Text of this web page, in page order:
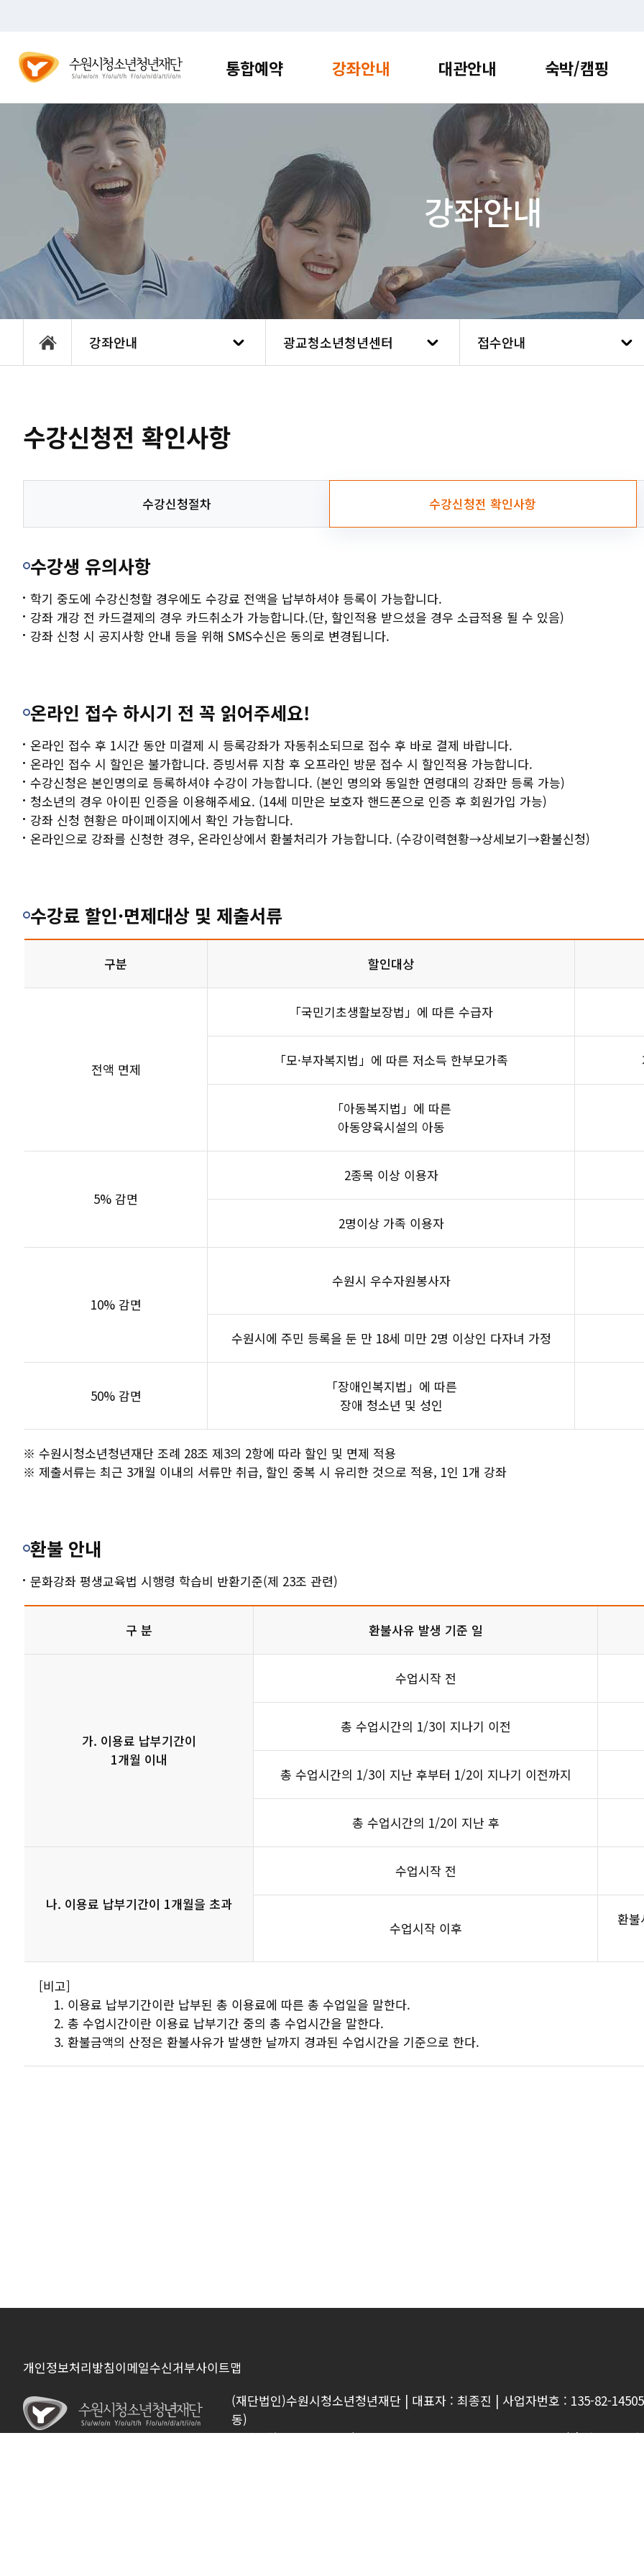
뉴
통합예약
통합예약
편리한 접수 안내를 확인해보세요.
수강신청
강좌안내
강좌안내
시설 소개 및 대관 안내를
영
프로
접수안
수강
수강신
대관안내
대관안내
센터 방문 정보 및 편의 정보를
확인해보세요.
숙박/캠핑
숙박/
강좌안내
강좌안내
대관안내
숙박/캠핑
센터소개
고객센터
회원메뉴
사이트도우미
광교청소년청년센터
권선청소년청년센터
장안청소년청년센터
칠보청소년청년센터
천천청소년청년센터
권선배움마루
할인안내
접수안내
수강신청
수강신청전 확인사항
수강신청절차 수강신청전 확인사항
수강생 유의사항
학기 중도에 수강신청할 경우에도 수강료 전액을 납부하셔야 등록이 가능합니다.
강좌 개강 전 카드결제의 경우 카드취소가 가능합니다.(단, 할인적용 받으셨을 경우 소급적용 될 수 있음)
강좌 신청 시 공지사항 안내 등을 위해 SMS수신은 동의로 변경됩니다.
온라인 접수 하시기 전 꼭 읽어주세요!
온라인 접수 후 1시간 동안 미결제 시 등록강좌가 자동취소되므로 접수 후 바로 결제 바랍니다.
온라인 접수 시 할인은 불가합니다. 증빙서류 지참 후 오프라인 방문 접수 시 할인적용 가능합니다.
수강신청은 본인명의로 등록하셔야 수강이 가능합니다. (본인 명의와 동일한 연령대의 강좌만 등록 가능)
청소년의 경우 아이핀 인증을 이용해주세요. (14세 미만은 보호자 핸드폰으로 인증 후 회원가입 가능)
강좌 신청 현황은 마이페이지에서 확인 가능합니다.
온라인으로 강좌를 신청한 경우, 온라인상에서 환불처리가 가능합니다. (수강이력현황→상세보기→환불신청)
수강료 할인·면제대상 및 제출서류
구분 할인대상
전액 면제
「국민기초생활보장법」에 따른 수급자
「모·부자복지법」에 따른 저소득 한부모가족
「아동복지법」에 따른
아동양육시설의 아동
5% 감면
2종목 이상 이용자
2명이상 가족 이용자
10% 감면
수원시 우수자원봉사자
수원시에 주민 등록을 둔 만 18세 미만 2명 이상인 다자녀 가정
50% 감면
「장애인복지법」에 따른
장애 청소년 및 성인
※ 수원시청소년청년재단 조례 28조 제3의 2항에 따라 할인 및 면제 적용
※ 제출서류는 최근 3개월 이내의 서류만 취급, 할인 중복 시 유리한 것으로 적용, 1인 1개 강좌
환불 안내
문화강좌 평생교육법 시행령 학습비 반환기준(제 23조 관련)
구 분 환불사유 발생 기준 일
가. 이용료 납부기간이
1개월 이내
수업시작 전
총 수업시간의 1/3이 지나기 이전
총 수업시간의 1/3이 지난 후부터 1/2이 지나기 이전까지
총 수업시간의 1/2이 지난 후
나. 이용료 납부기간이 1개월을 초과
수업시작 전
수업시작 이후
환
[비고]
이용료 납부기간이란 납부된 총 이용료에 따른 총 수업일을 말한다.
총 수업시간이란 이용료 납부기간 중의 총 수업시간을 말한다.
환불금액의 산정은 환불사유가 발생한 날까지 경과된 수업시간을 기준으로 한다.
개인정보처리방침이메일수신거부사이트맵
(재단법인)수원시청소년청년재단 | 대표자 : 최종진 | 사업자번호 : 135-82-
동)
수원시청소년문화센터 (TEL : 031-218-0400 Fax : 031-218-0419)|새천년수